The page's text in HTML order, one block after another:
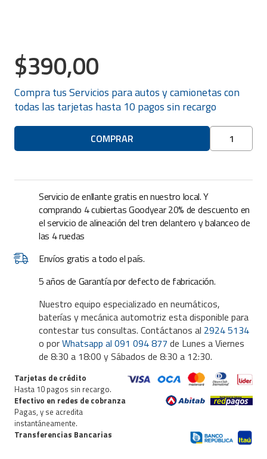
$390,00
Compra tusServicios para autos y camionetascon
todas las tarjetas hasta 10 pagos sin recargo
Balanceo
de
en
cantidad
COMPRAR
Servicio de enllante gratis en nuestro local. Y
comprando 4 cubiertas Goodyear 20% de descuento en
el servicio de alineación del tren delantero y balanceo de
las 4 ruedas
Envíos gratis a todo el país.
5 años de Garantía por defecto de fabricación.
Nuestro equipo especializado en neumáticos,
baterías y mecánica automotriz esta disponible para
contestar tus consultas. Contáctanos al 2924 5134
o porWhatsapp al 091 094 877 de Lunes a Viernes
de 8:30 a 18:00 y Sábados de 8:30 a 12:30.
Tarjetas de crédito
Hasta 10 pagos sin recargo.
Efectivo en redes de cobranza
Pagas, y se acredita
instantáneamente.
Transferencias Bancarias